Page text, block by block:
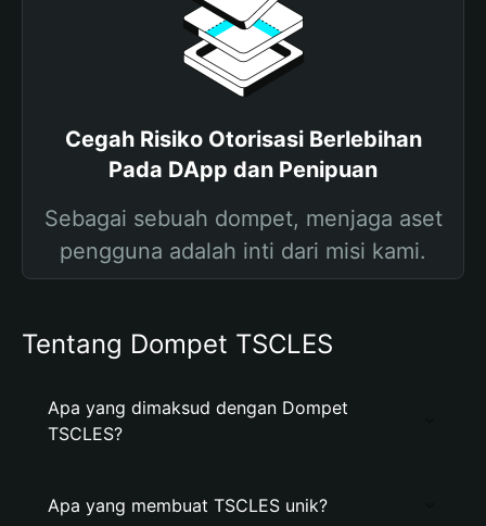
Cegah Risiko Otorisasi Berlebihan
Pada DApp dan Penipuan
Sebagai sebuah dompet, menjaga aset
pengguna adalah inti dari misi kami.
Tentang Dompet TSCLES
Apa yang dimaksud dengan Dompet
TSCLES?
Apa yang membuat TSCLES unik?